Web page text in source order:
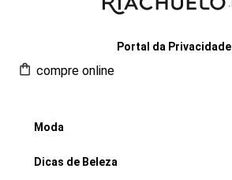
Portal da Privacidade
compre online
Moda
Dicas de Beleza